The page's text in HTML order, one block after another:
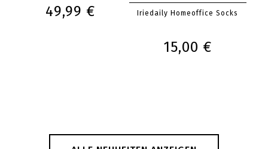
49,99 € Iriedaily Homeoffice Socks
15,00 €